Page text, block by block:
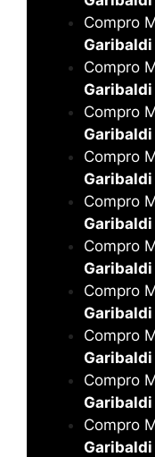
Compro
Compro
Compro
Compro
Compro
Compro
Compro
Compro
Compro
Compro